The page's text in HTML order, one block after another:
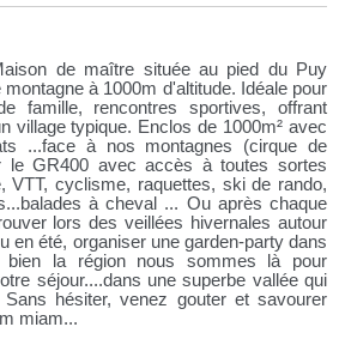
de maître située au pied du Puy
à 1000m d'altitude. Idéale pour
famille, rencontres sportives, offrant
village typique. Enclos de 1000m² avec
...face à nos montagnes (cirque de
le GR400 avec accès à toutes sortes
VTT, cyclisme, raquettes, ski de rando,
à cheval ... Ou après chaque
lors des veillées hivernales autour
en été, organiser une garden-party dans
bien la région nous sommes là pour
séjour....dans une superbe vallée qui
hésiter, venez gouter et savourer
miam...